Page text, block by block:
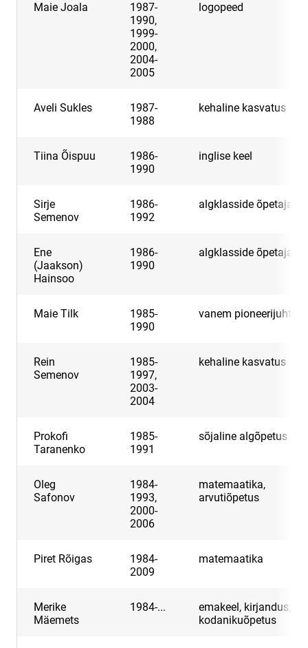
Maie Joala
1987-
1990,
1999-
2000,
2004-
2005
logopeed
Aveli Sukles
1987-
1988
kehaline kasvatus
Tiina Õispuu
1986-
1990
inglise keel
Sirje
Semenov
1986-
1992
algklasside õpetaja
Ene
(Jaakson)
Hainsoo
1986-
1990
algklasside õpetaja
Maie Tilk
1985-
1990
vanem pioneerijuht
Rein
Semenov
1985-
1997,
2003-
2004
kehaline kasvatus
Prokofi
Taranenko
1985-
1991
sõjaline algõpetus
Oleg
Safonov
1984-
1993,
2000-
2006
matemaatika,
arvutiõpetus
Piret Rõigas
1984-
2009
matemaatika
Merike
Mäemets
1984-...
emakeel, kirjandus,
kodanikuõpetus